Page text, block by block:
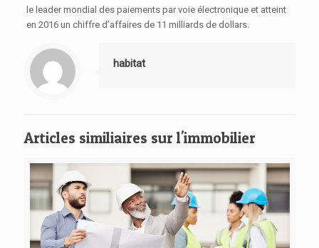
le leader mondial des paiements par voie électronique et atteint
en 2016 un chiffre d’affaires de 11 milliards de dollars.
habitat
Articles similiaires sur l'immobilier